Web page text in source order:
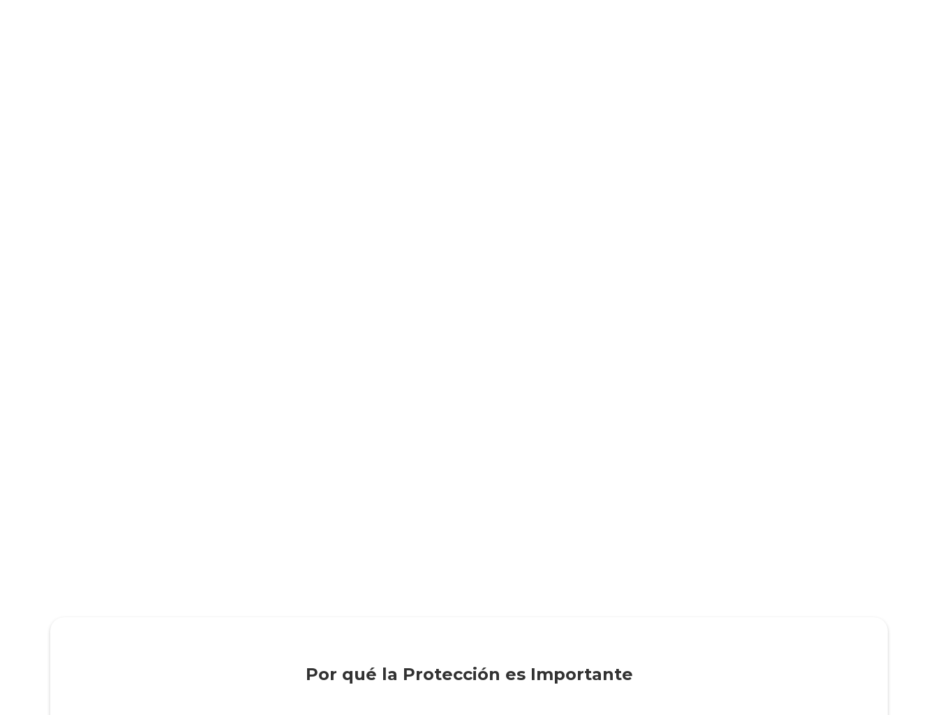
Por qué la Protección es Importante